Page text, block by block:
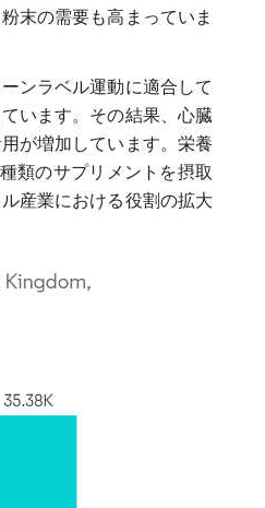
末の需要も高まっていま
ンラベル運動に適合して
います。その結果、心臓
が増加しています。栄養
類のサプリメントを摂取
産業における役割の拡大